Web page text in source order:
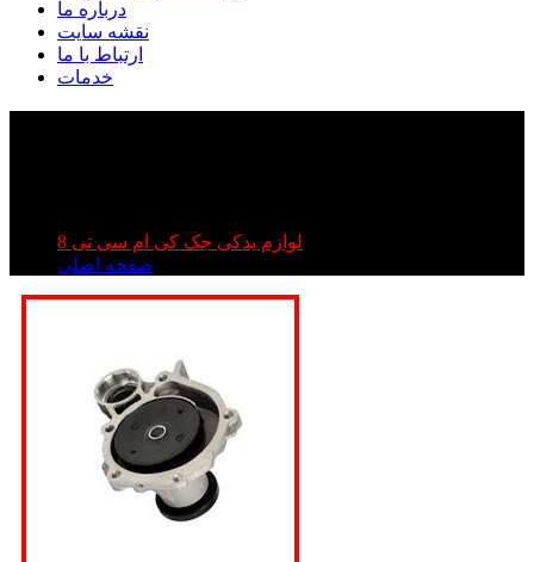
درباره ما
نقشه سایت
ارتباط با ما
خدمات
لوازم یدکی جک کی ام سی تی 8
صفحه اصلی